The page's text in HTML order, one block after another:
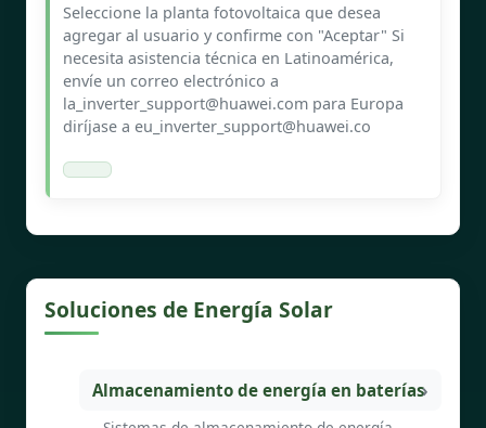
Seleccione la planta fotovoltaica que desea
agregar al usuario y confirme con "Aceptar" Si
necesita asistencia técnica en Latinoamérica,
envíe un correo electrónico a
la_inverter_support@huawei.com para Europa
diríjase a eu_inverter_support@huawei.co
Soluciones de Energía Solar
Almacenamiento de energía en baterías